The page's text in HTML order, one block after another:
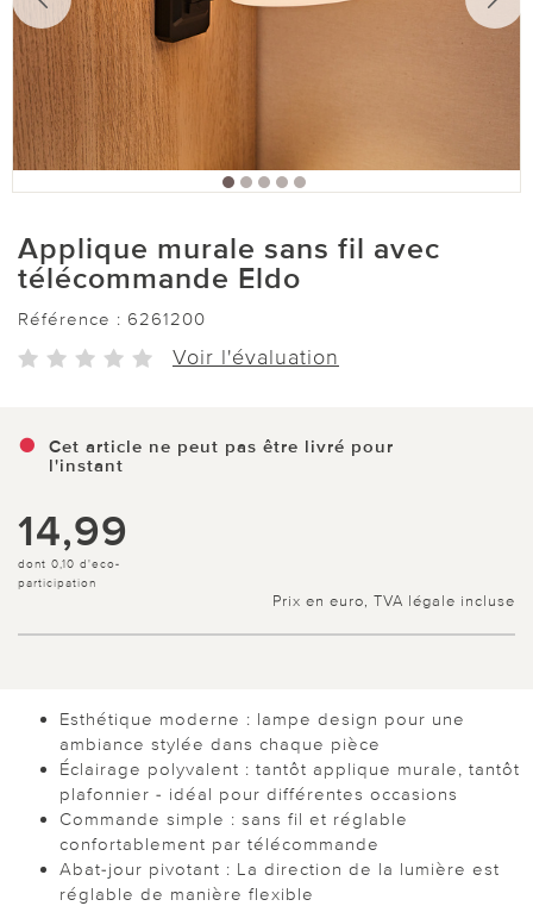
Applique murale sans fil avec
télécommande Eldo
Référence : 6261200
Voir l'évaluation
Cet article ne peut pas être livré pour
l'instant
14,99
dont 0,10 d'eco-
participation
Prix en euro, TVA légale incluse
Esthétique moderne : lampe design pour une
ambiance stylée dans chaque pièce
Éclairage polyvalent : tantôt applique murale, tantôt
plafonnier - idéal pour différentes occasions
Commande simple : sans fil et réglable
confortablement par télécommande
Abat-jour pivotant : La direction de la lumière est
réglable de manière flexible